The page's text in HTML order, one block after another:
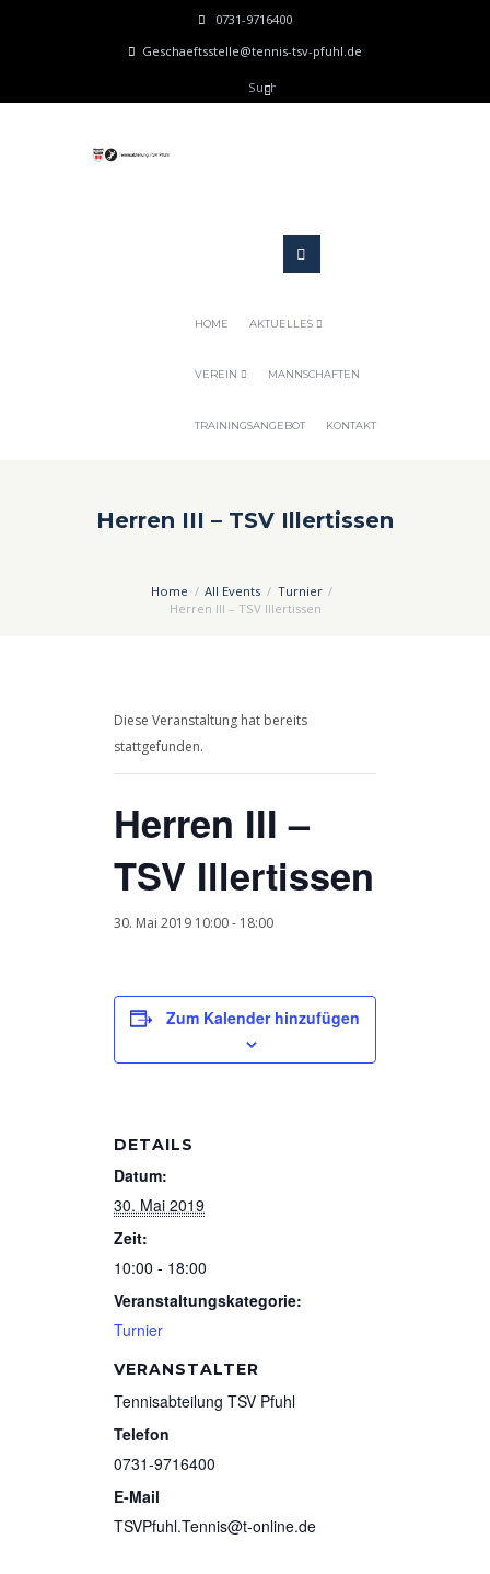
0731-9716400
Geschaeftsstelle@tennis-tsv-pfuhl.de
HOME AKTUELLES
VEREIN MANNSCHAFTEN
TRAININGSANGEBOT KONTAKT
Herren III – TSV Illertissen
Home All Events
Turnier
Herren III – TSV Illertissen
Diese Veranstaltung hat bereits
stattgefunden.
Herren III –
TSV Illertissen
30. Mai 2019 10:00- 18:00
Zum Kalender hinzufügen
DETAILS
Datum:
30. Mai 2019
Zeit:
10:00 - 18:00
Veranstaltungskategorie:
Turnier
VERANSTALTER
Tennisabteilung TSV Pfuhl
Telefon
0731-9716400
E-Mail
TSVPfuhl.Tennis@t-online.de